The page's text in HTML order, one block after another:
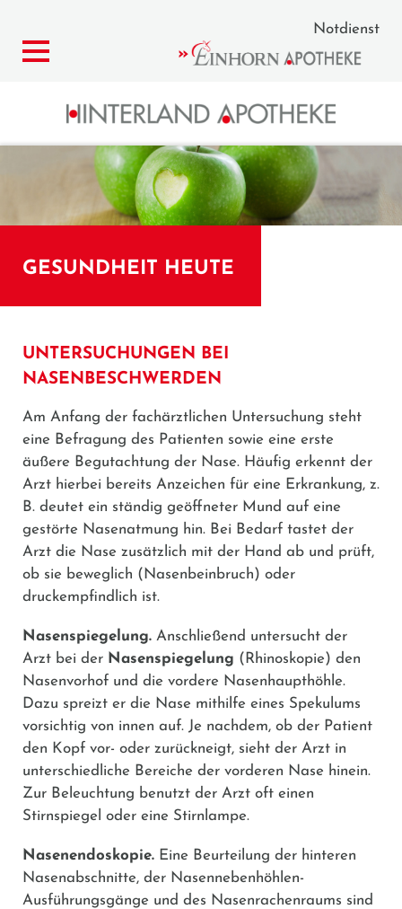
Notdienst
GESUNDHEIT HEUTE
UNTERSUCHUNGEN BEI
NASENBESCHWERDEN
Am Anfang der fachärztlichen Untersuchung steht
eine Befragung des Patienten sowie eine erste
äußere Begutachtung der Nase. Häufig erkennt der
Arzt hierbei bereits Anzeichen für eine Erkrankung, z.
B. deutet ein ständig geöffneter Mund auf eine
gestörte Nasenatmung hin. Bei Bedarf tastet der
Arzt die Nase zusätzlich mit der Hand ab und prüft,
ob sie beweglich (Nasenbeinbruch) oder
druckempfindlich ist.
Nasenspiegelung. Anschließend untersucht der
Arzt bei der Nasenspiegelung (Rhinoskopie) den
Nasenvorhof und die vordere Nasenhaupthöhle.
Dazu spreizt er die Nase mithilfe eines Spekulums
vorsichtig von innen auf. Je nachdem, ob der Patient
den Kopf vor- oder zurückneigt, sieht der Arzt in
unterschiedliche Bereiche der vorderen Nase hinein.
Zur Beleuchtung benutzt der Arzt oft einen
Stirnspiegel oder eine Stirnlampe.
Nasenendoskopie. Eine Beurteilung der hinteren
Nasenabschnitte, der Nasennebenhöhlen-
Ausführungsgänge und des Nasenrachenraums sind